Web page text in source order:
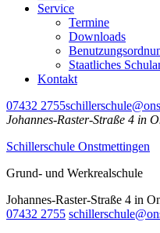
Service
Termine
Downloads
Staatliches
Kontakt
07432 2755
Johannes-Raster-Straße 4 in
Schillerschule Onstmettingen
Grund- und Werkrealschule
Johannes-Raster-Straße 4 in
07432 2755